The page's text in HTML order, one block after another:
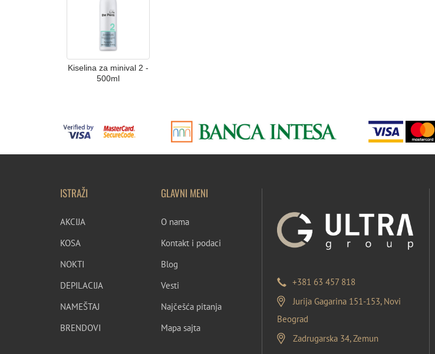
Kiselina za minival 2 -
500ml
ISTRAŽI
AKCIJA
KOSA
NOKTI
DEPILACIJA
NAMEŠTAJ
BRENDOVI
GLAVNI MENI
O nama
Kontakt i podaci
Blog
Vesti
Najčešća pitanja
Mapa sajta
+381 63 457 818
Jurija Gagarina 151-153, Novi
Beograd
Zadrugarska 34, Zemun